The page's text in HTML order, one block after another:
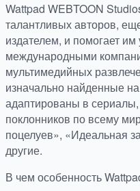
Wattpad WEBTOON
талантливых авторов,
издателем, и помогает им
международными
мультимедийных
изначально найденные
адаптированы в
поклонников по всему
поцелуев», «Идеальная
другие.
В чем особенность